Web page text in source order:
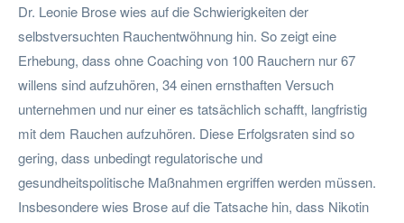
Dr. Leonie Brose wies auf die Schwierigkeiten der
selbstversuchten Rauchentwöhnung hin. So zeigt eine
Erhebung, dass ohne Coaching von 100 Rauchern nur 67
willens sind aufzuhören, 34 einen ernsthaften Versuch
unternehmen und nur einer es tatsächlich schafft, langfristig
mit dem Rauchen aufzuhören. Diese Erfolgsraten sind so
gering, dass unbedingt regulatorische und
gesundheitspolitische Maßnahmen ergriffen werden müssen.
Insbesondere wies Brose auf die Tatsache hin, dass Nikotin